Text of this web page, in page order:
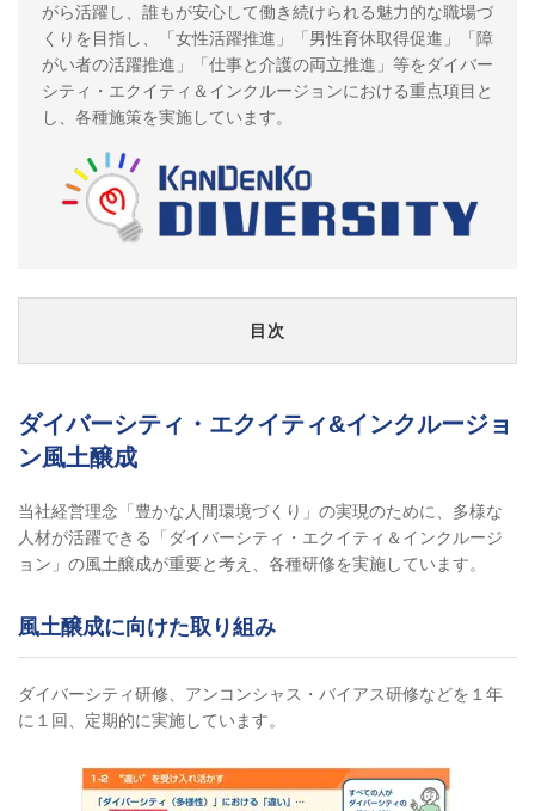
がら活躍し、誰もが安心して働き続けられる魅力的な職場づ
くりを目指し、「女性活躍推進」「男性育休取得促進」「障
がい者の活躍推進」「仕事と介護の両立推進」等をダイバー
シティ・エクイティ＆インクルージョンにおける重点項目と
し、各種施策を実施しています。
目次
ダイバーシティ・エクイティ&インクルージョ
ン風土醸成
当社経営理念「豊かな人間環境づくり」の実現のために、多様な
人材が活躍できる「ダイバーシティ・エクイティ＆インクルージ
ョン」の風土醸成が重要と考え、各種研修を実施しています。
風土醸成に向けた取り組み
ダイバーシティ研修、アンコンシャス・バイアス研修などを１年
に１回、定期的に実施しています。